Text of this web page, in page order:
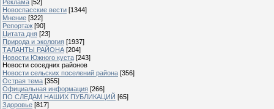
Реклама [52]
Новоспасские вести [1344]
Мнение [322]
Репортаж [90]
Цитата дня [23]
Природа и экология [1937]
ТАЛАНТЫ РАЙОНА [204]
Новости Южного куста [243]
Новости соседних районов
Новости сельских поселений района [356]
Острая тема [355]
Официальная информация [266]
ПО СЛЕДАМ НАШИХ ПУБЛИКАЦИЙ [65]
Здоровье [817]